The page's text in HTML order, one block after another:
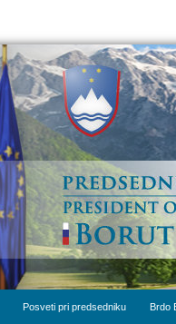
Posveti pri predsedniku Brdo